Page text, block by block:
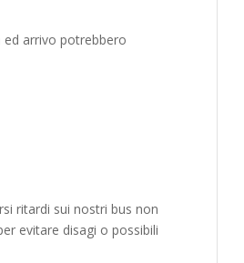
ed arrivo potrebbero
ritardi sui nostri bus non
evitare disagi o possibili